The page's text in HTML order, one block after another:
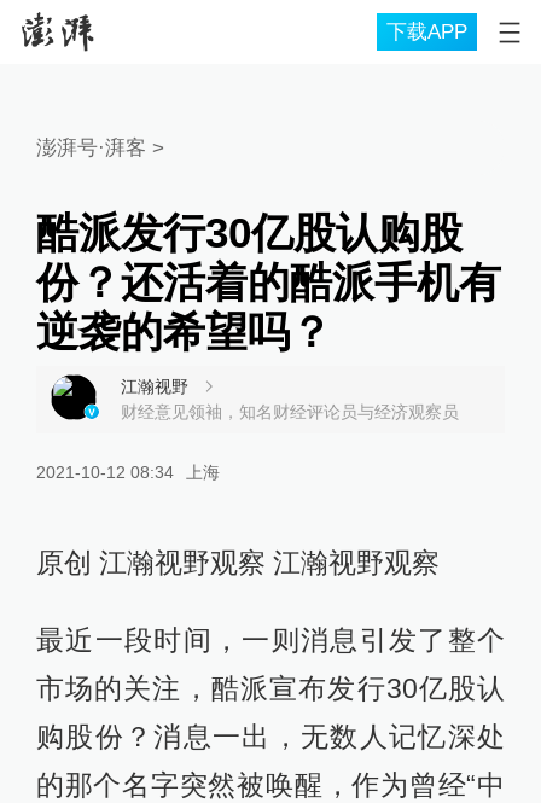
下载APP
澎湃号·湃客 >
酷派发行30亿股认购股
份？还活着的酷派手机有
逆袭的希望吗？
江瀚视野
财经意见领袖，知名财经评论员与经济观察员
2021-10-12 08:34 上海
原创 江瀚视野观察 江瀚视野观察
最近一段时间，一则消息引发了整个
市场的关注，酷派宣布发行30亿股认
购股份？消息一出，无数人记忆深处
的那个名字突然被唤醒，作为曾经“中